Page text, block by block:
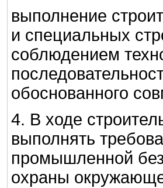
выполнение
и специальных
соблюдением
обоснованного
4. В ходе
выполнять
промышленной
охраны